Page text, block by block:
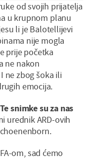
od svojih prijatelja
u krupnom planu
li je Balotellijevi
nije mogla
prije početka
ne nakon
ne zbog šoka ili
emocija.
snimke su za nas
urednik ARD-ovih
om, sad ćemo